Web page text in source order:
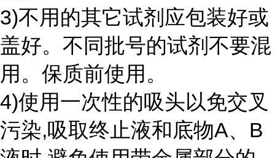
3)不用的其它试剂应包装好或
盖好。不同批号的试剂不要混
用。保质前使用。
4)使用一次性的吸头以免交叉
污染,吸取终止液和底物A、B